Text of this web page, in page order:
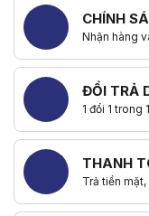
CHÍNH
Nhận hàng
ĐỔI TRẢ
1 đổi 1 trong
THANH
Trả tiền